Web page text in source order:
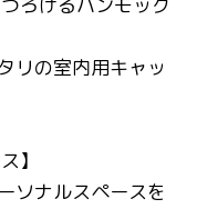
ろげるハンモック
リの室内用キャッ
】
ソナルスペースを